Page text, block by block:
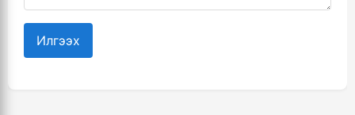
Илгээх